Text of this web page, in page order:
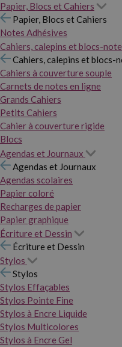
Papier, Blocs et Cahiers
Papier, Blocs et Cahiers
Notes Adhésives
Cahiers, calepins et blocs-
Cahiers, calepins et blocs-
Cahiers à couverture souple
Carnets de notes en ligne
Grands Cahiers
Petits Cahiers
Cahier à couverture rigide
Blocs
Agendas et Journaux
Agendas et Journaux
Agendas scolaires
Papier coloré
Recharges de papier
Papier graphique
Écriture et Dessin
Écriture et Dessin
Stylos
Stylos
Stylos Effaçables
Stylos Pointe Fine
Stylos à Encre Liquide
Stylos Multicolores
Stylos à Encre Gel